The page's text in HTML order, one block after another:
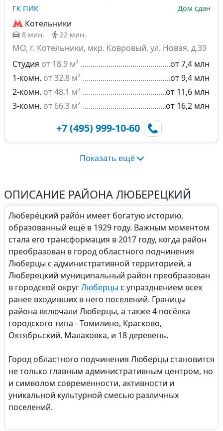
ГК ПИК Дом сдан
Котельники
8 мин. 22 мин.
МО, г. Котельники, мкр. Ковровый, ул. Новая, д.39
Студия от 18.9 м²
от 7,4 млн
1-комн. от 32.8 м²
от 9,4 млн
2-комн. от 48.1 м²
от 11,6 млн
3-комн. от 66.3 м² от 16,2 млн
+7 (495) 999-10-60
Показать ещё
ОПИСАНИЕ РАЙОНА ЛЮБЕРЕЦКИЙ
Любере́цкий райо́н имеет богатую историю,
образованный ещё в 1929 году. Важным моментом
стала его трансформация в 2017 году, когда район
преобразован в город областного подчинения
Люберцы с административной территорией, а
Люберецкий муниципальный район преобразован
в городской округЛюберцы с упразднением всех
ранее входивших в него поселений. Границы
района включали Люберцы, а также 4 посёлка
городского типа - Томилино, Красково,
Октябрьский, Малаховка, и 18 деревень.
Город областного подчинения Люберцы становится
не только главным административным центром, но
и символом современности, активности и
уникальной культурной смесью различных
поселений.